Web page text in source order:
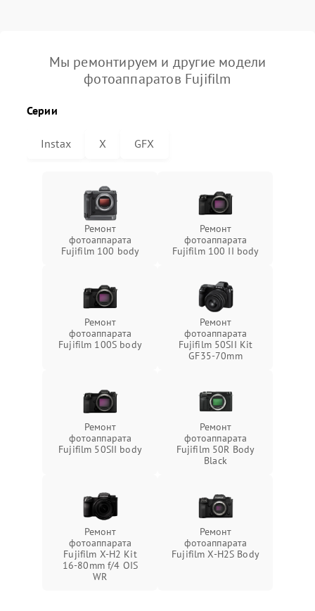
Мы ремонтируем и другие модели
фотоаппаратов Fujifilm
Серии
Instax X GFX
Ремонт
фотоаппарата
Fujifilm 100 body
Ремонт
фотоаппарата
Fujifilm 100 II body
Ремонт
фотоаппарата
Fujifilm 100S body
Ремонт
фотоаппарата
Fujifilm 50SII Kit
GF35-70mm
Ремонт
фотоаппарата
Fujifilm 50SII body
Ремонт
фотоаппарата
Fujifilm 50R Body
Black
Ремонт
фотоаппарата
Fujifilm X-H2 Kit
16-80mm f/4 OIS
WR
Ремонт
фотоаппарата
Fujifilm X-H2S Body